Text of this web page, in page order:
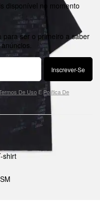
disponível no momento
para ser o primeiro a saber
Inscrever-Se
De Uso EPolítica De
shirt